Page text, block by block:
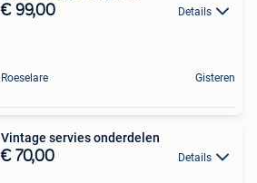
€ 99,00 Details
Roeselare Gisteren
Vintage servies onderdelen
€ 70,00 Details